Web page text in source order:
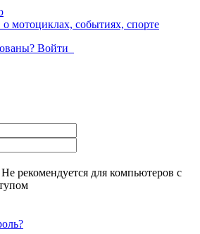
мотоциклах, событиях, спорте
Войти
Не рекомендуется для компьютеров с